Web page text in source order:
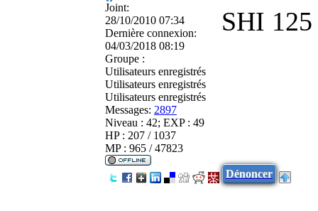
Joint:
28/10/2010 07:34
Dernière connexion:
04/03/2018 08:19
Groupe :
Utilisateurs enregistrés
Utilisateurs enregistrés
Utilisateurs enregistrés
Messages: 2897
Niveau : 42; EXP : 49
HP : 207 / 1037
MP : 965 / 47823
SHI
Dénoncer